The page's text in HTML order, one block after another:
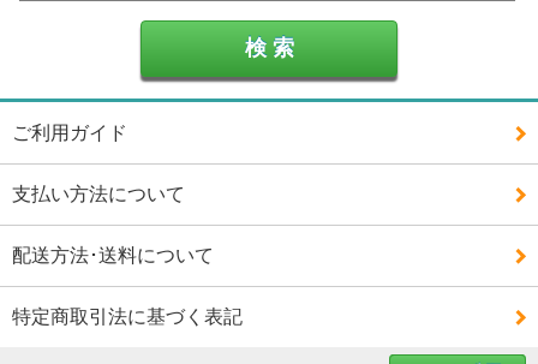
ご利用ガイド
支払い方法について
配送方法･送料について
特定商取引法に基づく表記